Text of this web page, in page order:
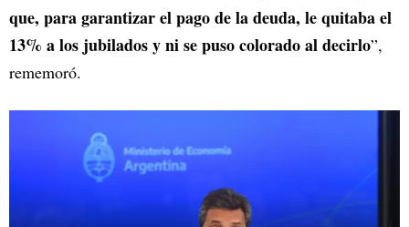
que, para garantizar el pago de la deuda, le quitaba el
13% a los jubilados y ni se puso colorado al decirlo”,
rememoró.